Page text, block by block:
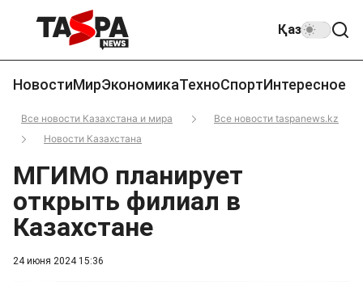
Қаз
НовостиМирЭкономикаТехноСпортИнтересное
Все новости Казахстана и мира
Все новости taspanews.kz
Новости Казахстана
24 июня 2024 15:36
МГИМО планирует
открыть филиал в
Казахстане